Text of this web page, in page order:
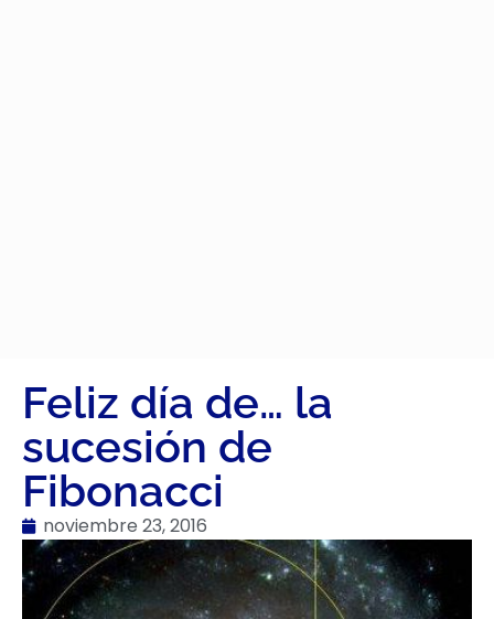
Feliz día de… la
sucesión de
Fibonacci
noviembre 23, 2016